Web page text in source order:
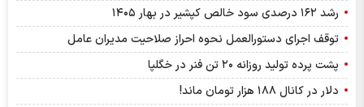
رشد ۱۶۲ درصدی سود خالص کپشیر در بهار ۱۴۰۵
توقف اجرای دستورالعمل نحوه احراز صلاحیت مدیران عامل
پشت پرده تولید روزانه ۲۰ تن فنر در خگلپا
دلار در کانال ۱۸۸ هزار تومان ماند!